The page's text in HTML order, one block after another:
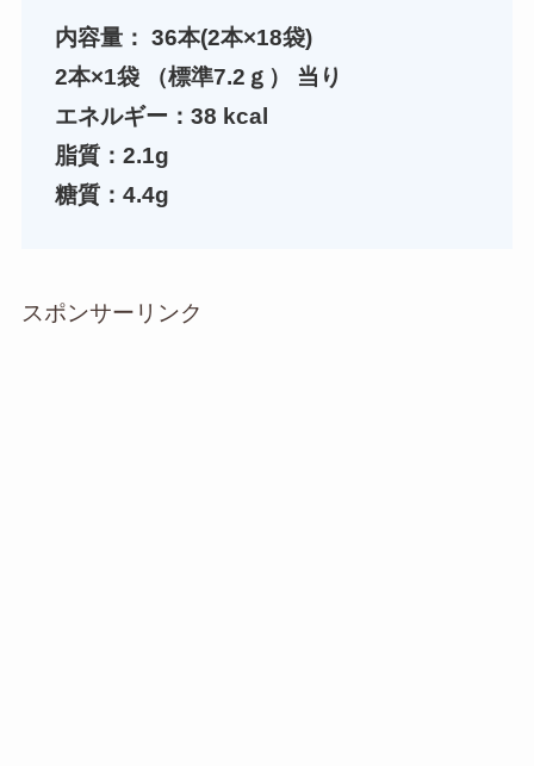
内容量： 36本(2本×18袋)
2本×1袋 （標準7.2ｇ） 当り
エネルギー：38 kcal
脂質：2.1g
糖質：4.4g
スポンサーリンク